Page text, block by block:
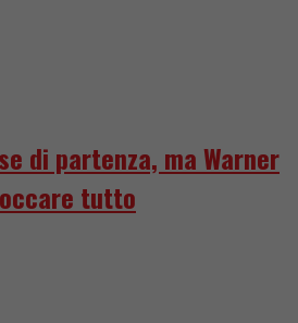
di partenza, ma Warner
tutto